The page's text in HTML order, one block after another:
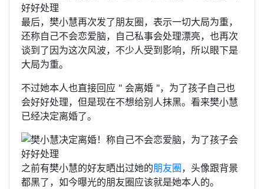
最后，樊小慧再次发了朋友圈，表示一切大局为重，
还称自己不会恋爱脑，自己私事会处理漂亮，也再次
谈到了因为这次风波，不少人受到影响，所以眼下是
大局为重。
不过她本人也直接回应 " 会离婚 "，为了孩子自己也
会好好处理，但是现在不想给别人抹黑。看来樊小慧
已经决定离婚了。
之前有樊小慧的好友晒出过她的朋友圈 ，头像跟背景
都黑了，如今曝光的朋友圈应该就是她本人的。